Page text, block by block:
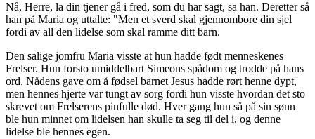
Nå, Herre, la din tjener gå i fred, som du har sagt, sa han. Deretter så
han på Maria og uttalte: "Men et sverd skal gjennombore din sjel
fordi av all den lidelse som skal ramme ditt barn.
Den salige jomfru Maria visste at hun hadde født menneskenes
Frelser. Hun forsto umiddelbart Simeons spådom og trodde på hans
ord. Nådens gave om å fødsel barnet Jesus hadde rørt henne dypt,
men hennes hjerte var tungt av sorg fordi hun visste hvordan det sto
skrevet om Frelserens pinfulle død. Hver gang hun så på sin sønn
ble hun minnet om lidelsen han skulle ta seg til del i, og denne
lidelse ble hennes egen.